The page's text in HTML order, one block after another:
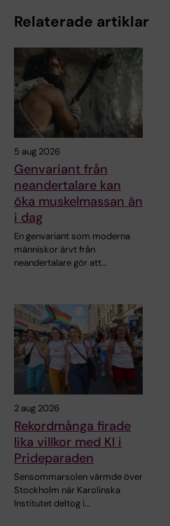
Relaterade artiklar
5 aug 2026
Genvariant från
neandertalare kan
öka muskelmassan än
i dag
En genvariant som moderna
människor ärvt från
neandertalare gör att…
2 aug 2026
Rekordmånga firade
lika villkor med KI i
Prideparaden
Sensommarsolen värmde över
Stockholm när Karolinska
Institutet deltog i…